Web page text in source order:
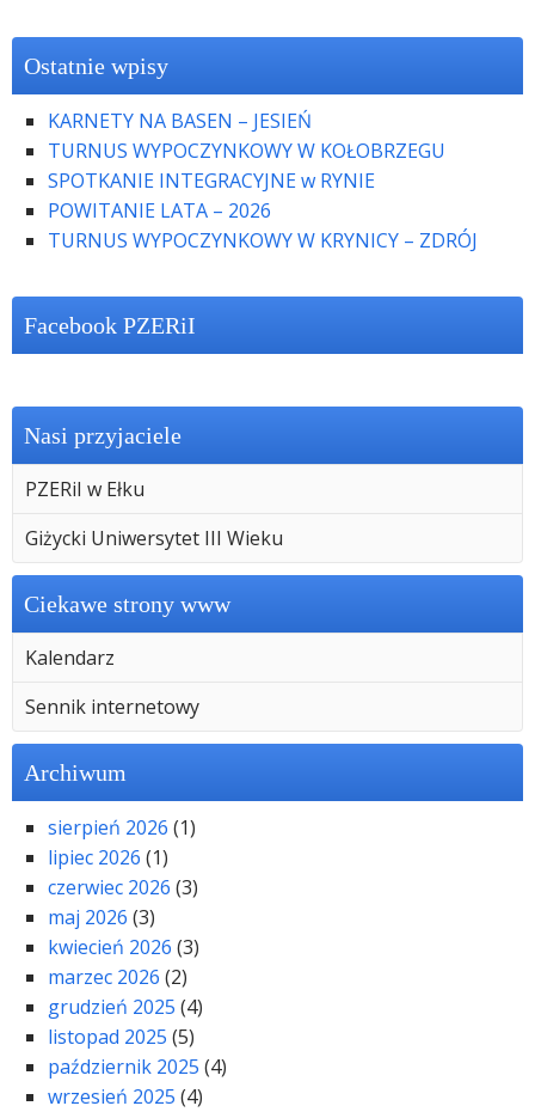
Ostatnie wpisy
KARNETY NA BASEN – JESIEŃ
TURNUS WYPOCZYNKOWY W KOŁOBRZEGU
SPOTKANIE INTEGRACYJNE w RYNIE
POWITANIE LATA – 2026
TURNUS WYPOCZYNKOWY W KRYNICY – ZDRÓJ
Facebook PZERiI
Nasi przyjaciele
PZERiI w Ełku
Giżycki Uniwersytet III Wieku
Ciekawe strony www
Kalendarz
Sennik internetowy
Archiwum
sierpień 2026 (1)
lipiec 2026 (1)
czerwiec 2026 (3)
maj 2026 (3)
kwiecień 2026 (3)
marzec 2026 (2)
grudzień 2025 (4)
listopad 2025 (5)
październik 2025 (4)
wrzesień 2025 (4)